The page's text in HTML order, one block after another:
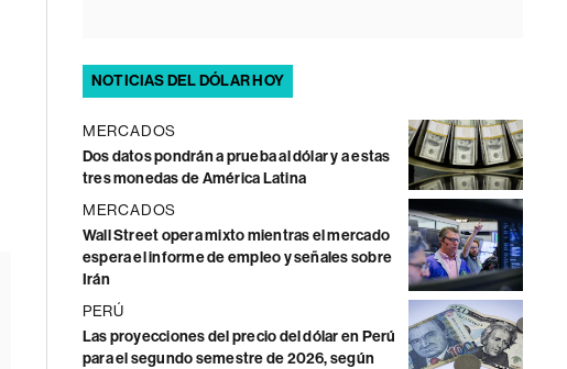
NOTICIAS DEL DÓLAR HOY
MERCADOS
Dos datos pondrán a prueba al dólar y a estas
tres monedas de América Latina
MERCADOS
Wall Street opera mixto mientras el mercado
espera el informe de empleo y señales sobre
Irán
PERÚ
Las proyecciones del precio del dólar en Perú
para el segundo semestre de 2026, según